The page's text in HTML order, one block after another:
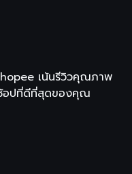
เน้นรีวิวคุณภาพ
อปที่ดีที่สุดของคุณ